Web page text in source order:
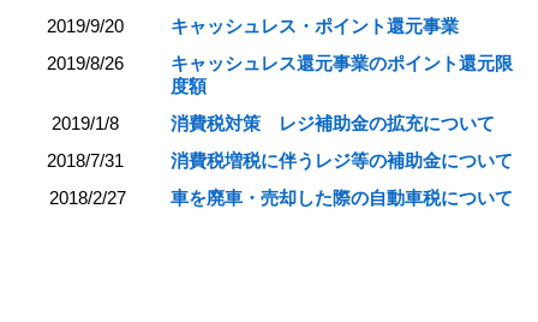
2019/9/20
キャッシュレス・ポイント還元事業
2019/8/26
キャッシュレス還元事業のポイント還元限
度額
2019/1/8
消費税対策 レジ補助金の拡充について
2018/7/31
消費税増税に伴うレジ等の補助金について
2018/2/27
車を廃車・売却した際の自動車税について